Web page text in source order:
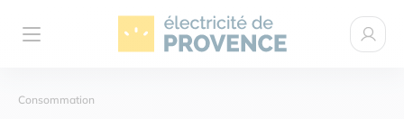
Ouvrir le menu
Électricité de Provence
Espace
Consommation